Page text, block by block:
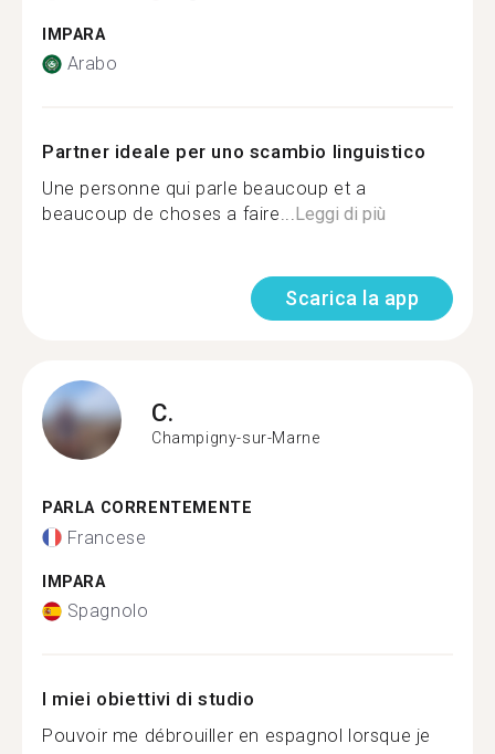
IMPARA
Arabo
Partner ideale per uno scambio linguistico
Une personne qui parle beaucoup et a
beaucoup de choses a faire...Leggi di più
Scarica la app
C.
Champigny-sur-Marne
PARLA CORRENTEMENTE
Francese
IMPARA
Spagnolo
I miei obiettivi di studio
Pouvoir me débrouiller en espagnol lorsque je